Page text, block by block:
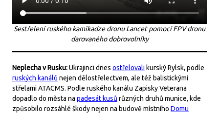
Sestřelení ruského kamikadze dronu Lancet pomocí FPV dronu
darovaného dobrovolníky
Neplecha v Rusku:Ukrajinci dnes ostřelovali kurský Rylsk, podle
ruských kanálů nejen dělostřelectvem, ale též balistickými
střelami ATACMS. Podle ruského kanálu Zapisky Veterana
dopadlo do města na padesát kusů různých druhů munice, kde
způsobilo rozsáhlé škody nejen na budově místního Domu